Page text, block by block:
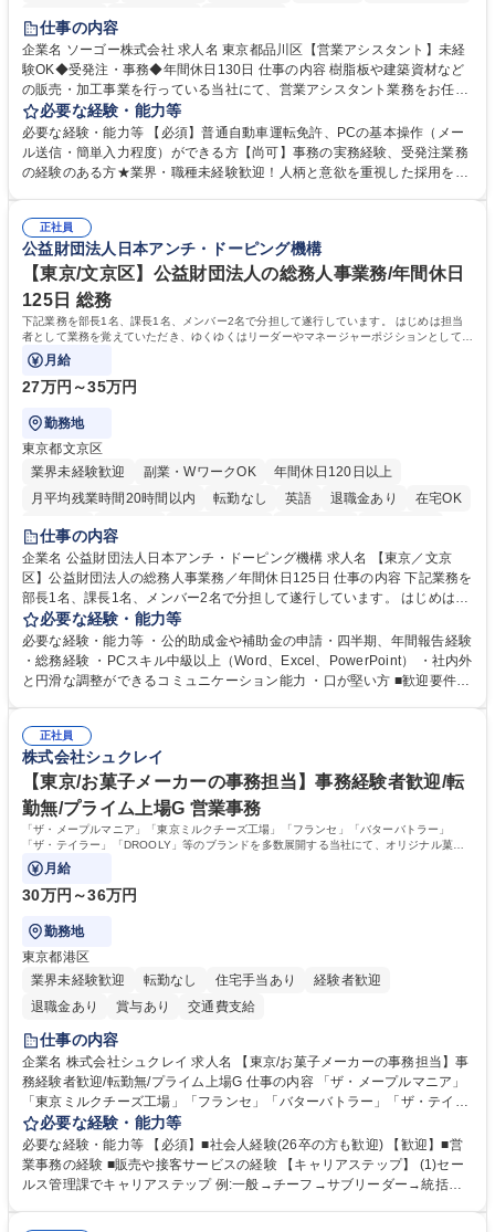
交通費支給
仕事の内容
企業名 ソーゴー株式会社 求人名 東京都品川区【営業アシスタント】未経
験OK◆受発注・事務◆年間休日130日 仕事の内容 樹脂板や建築資材など
の販売・加工事業を行っている当社にて、営業アシスタント業務をお任せ
いたします。注文対応やWebデータの出力、各所への発注・加工依頼のほ
か、電話・メール対応等の事務業務を担当します。 ■受注・発注業務：FA
Xによる注文対応、Web発注データのプリントアウト、各仕入先・協力会
社への発注および加工依頼等 ■納品書・請求書の作成および発送手配 ■商
当社の指定する業務 募集職種 東京都品川区【営業アシスタント】未経験O
K◆受発注・事務◆年間休日130日
必要な経験・能力等
必要な経験・能力等 【必須】普通自動車運転免許、PCの基本操作（メー
ル送信・簡単入力程度）ができる方【尚可】事務の実務経験、受発注業務
の経験のある方★業界・職種未経験歓迎！人柄と意欲を重視した採用を行
変化に臨機応変かつ柔軟に対応できる方、約束を守り正確に作業を進めら
れる方を求めています。高度なPCスキルや関数知識は一切不要です。丁
寧な指導体制が整っているため、安心してお仕事をスタートしていただけ
ます。 学歴・資格 学歴：大学院 大学 高専 短大 専修学校 高校 語学力：
資格：
正社員
公益財団法人日本アンチ・ドーピング機構
【東京/文京区】公益財団法人の総務人事業務/年間休日
125日 総務
下記業務を部長1名、課長1名、メンバー2名で分担して遂行しています。 はじめは担当
者として業務を覚えていただき、ゆくゆくはリーダーやマネージャーポジションとして活
躍いただくことを期待しています。
月給
27万円～35万円
勤務地
東京都文京区
業界未経験歓迎
副業・WワークOK
年間休日120日以上
月平均残業時間20時間以内
転勤なし 英語 退職金あり
在宅OK
賞与あり
育休あり
食事補助あり
仕事の内容
企業名 公益財団法人日本アンチ・ドーピング機構 求人名 【東京／文京
区】公益財団法人の総務人事業務／年間休日125日 仕事の内容 下記業務を
部長1名、課長1名、メンバー2名で分担して遂行しています。 はじめは担
当者として業務を覚えていただき、ゆくゆくはリーダーやマネージャーポ
ジションとして活躍いただくことを期待しています。 【総務・人事グルー
プの業務内容】 ・人事制度関連 ・採用活動 ・教育研修の企画、実行 ・勤
怠管理 ・官公庁への各種提出 ・法定の会議運営（評議員会、理事会） ・
管理 ・福利厚生関連 ・職員からの問合せ、相談対応 ・その他日常の総務
業務全般 募集職種 【東京／文京区】公益財団法人の総務人事業務／年間
休日125日
必要な経験・能力等
必要な経験・能力等 ・公的助成金や補助金の申請・四半期、年間報告経験
・総務経験 ・PCスキル中級以上（Word、Excel、PowerPoint） ・社内外
と円滑な調整ができるコミュニケーション能力 ・口が堅い方 ■歓迎要件
正社員
株式会社シュクレイ
【東京/お菓子メーカーの事務担当】事務経験者歓迎/転
勤無/プライム上場G 営業事務
「ザ・メープルマニア」「東京ミルクチーズ工場」「フランセ」「バターバトラー」
「ザ・テイラー」「DROOLY」等のブランドを多数展開する当社にて、オリジナル菓子
ブランド商品の事務業務をお任せいたします。
月給
30万円～36万円
勤務地
東京都港区
業界未経験歓迎
転勤なし 住宅手当あり
経験者歓迎
退職金あり
賞与あり 交通費支給
仕事の内容
企業名 株式会社シュクレイ 求人名 【東京/お菓子メーカーの事務担当】事
務経験者歓迎/転勤無/プライム上場G 仕事の内容 「ザ・メープルマニア」
「東京ミルクチーズ工場」「フランセ」「バターバトラー」「ザ・テイラ
ー」「DROOLY」等のブランドを多数展開する当社にて、オリジナル菓子
ブランド商品の事務業務をお任せいたします。 【具体的な業務内容】 ■店
舗からの発注受付/PC入力業務 ■受電対応(社内/社外) ■商品のマスター登
録 ■日々の売上抽出・報告 ■提携企業への書類送付業務 ■契約書管理業務
必要な経験・能力等
必要な経験・能力等 【必須】■社会人経験(26卒の方も歓迎) 【歓迎】■営
業事務の経験 ■販売や接客サービスの経験 【キャリアステップ】 (1)セー
ルス管理課でキャリアステップ 例:一般→チーフ→サブリーダー→統括リ